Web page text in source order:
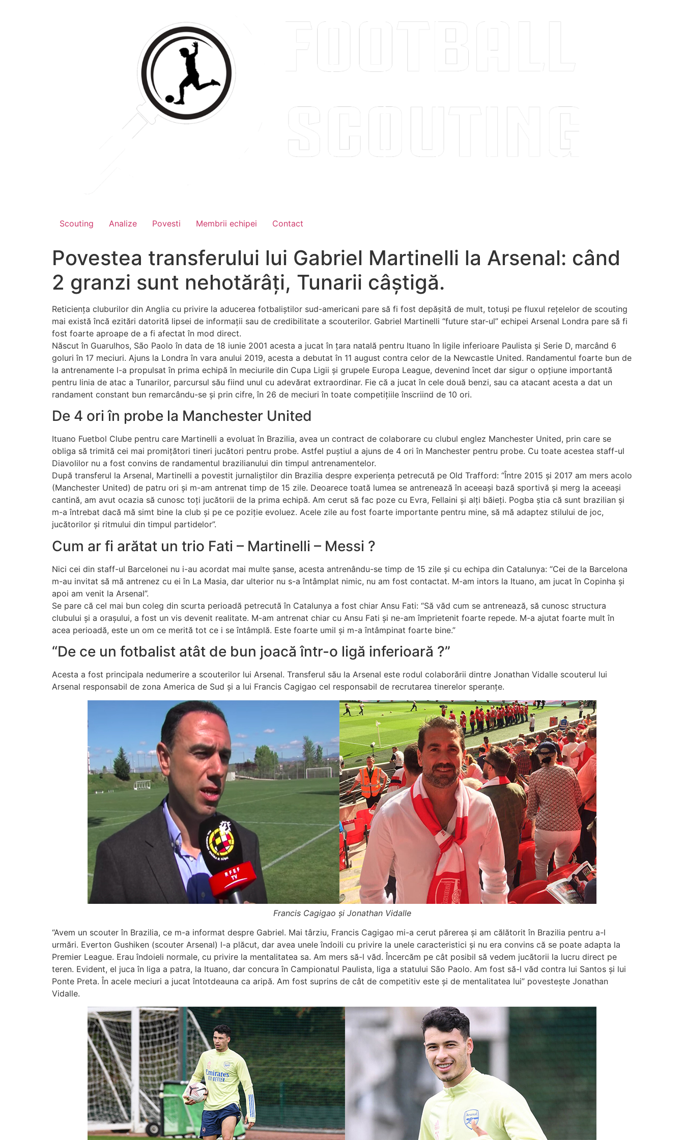
Scouting Analize Povesti Membrii echipei Contact
Povestea transferului lui Gabriel Martinelli la Arsenal: când
2 granzi sunt nehotărâți, Tunarii câștigă.
Reticiența cluburilor din Anglia cu privire la aducerea fotbaliștilor sud-americani pare să fi fost depășită de mult, totuși pe fluxul rețelelor de scouting
mai există încă ezitări datorită lipsei de informații sau de credibilitate a scouterilor. Gabriel Martinelli “future star-ul” echipei Arsenal Londra pare să fi
fost foarte aproape de a fi afectat în mod direct.
Născut în Guarulhos, São Paolo în data de 18 iunie 2001 acesta a jucat în țara natală pentru Ituano în ligile inferioare Paulista și Serie D, marcând 6
goluri în 17 meciuri. Ajuns la Londra în vara anului 2019, acesta a debutat în 11 august contra celor de la Newcastle United. Randamentul foarte bun de
la antrenamente l-a propulsat în prima echipă în meciurile din Cupa Ligii și grupele Europa League, devenind încet dar sigur o opțiune importantă
pentru linia de atac a Tunarilor, parcursul său fiind unul cu adevărat extraordinar. Fie că a jucat în cele două benzi, sau ca atacant acesta a dat un
randament constant bun remarcându-se și prin cifre, în 26 de meciuri în toate competițiile înscriind de 10 ori.
De 4 ori în probe la Manchester United
Ituano Fuetbol Clube pentru care Martinelli a evoluat în Brazilia, avea un contract de colaborare cu clubul englez Manchester United, prin care se
obliga să trimită cei mai promițători tineri jucători pentru probe. Astfel puștiul a ajuns de 4 ori în Manchester pentru probe. Cu toate acestea staff-ul
Diavolilor nu a fost convins de randamentul brazilianului din timpul antrenamentelor.
După transferul la Arsenal, Martinelli a povestit jurnaliștilor din Brazilia despre experiența petrecută pe Old Trafford: “Între 2015 și 2017 am mers acolo
(Manchester United) de patru ori și m-am antrenat timp de 15 zile. Deoarece toată lumea se antrenează în aceeași bază sportivă și merg la aceeași
cantină, am avut ocazia să cunosc toți jucătorii de la prima echipă. Am cerut să fac poze cu Evra, Fellaini și alți băieți. Pogba știa că sunt brazilian și
m-a întrebat dacă mă simt bine la club și pe ce poziție evoluez. Acele zile au fost foarte importante pentru mine, să mă adaptez stilului de joc,
jucătorilor și ritmului din timpul partidelor”.
Cum ar fi arătat un trio Fati – Martinelli – Messi ?
Nici cei din staff-ul Barcelonei nu i-au acordat mai multe șanse, acesta antrenându-se timp de 15 zile și cu echipa din Catalunya: “Cei de la Barcelona
m-au invitat să mă antrenez cu ei în La Masia, dar ulterior nu s-a întâmplat nimic, nu am fost contactat. M-am intors la Ituano, am jucat în Copinha și
apoi am venit la Arsenal”.
Se pare că cel mai bun coleg din scurta perioadă petrecută în Catalunya a fost chiar Ansu Fati: “Să văd cum se antrenează, să cunosc structura
clubului și a orașului, a fost un vis devenit realitate. M-am antrenat chiar cu Ansu Fati și ne-am împrietenit foarte repede. M-a ajutat foarte mult în
acea perioadă, este un om ce merită tot ce i se întâmplă. Este foarte umil și m-a întâmpinat foarte bine.”
“De ce un fotbalist atât de bun joacă într-o ligă inferioară ?”
Acesta a fost principala nedumerire a scouterilor lui Arsenal. Transferul său la Arsenal este rodul colaborării dintre Jonathan Vidalle scouterul lui
Arsenal responsabil de zona America de Sud și a lui Francis Cagigao cel responsabil de recrutarea tinerelor speranțe.
Francis Cagigao și Jonathan Vidalle
“Avem un scouter în Brazilia, ce m-a informat despre Gabriel. Mai târziu, Francis Cagigao mi-a cerut părerea și am călătorit în Brazilia pentru a-l
urmări. Everton Gushiken (scouter Arsenal) l-a plăcut, dar avea unele îndoili cu privire la unele caracteristici și nu era convins că se poate adapta la
Premier League. Erau îndoieli normale, cu privire la mentalitatea sa. Am mers să-l văd. Încercăm pe cât posibil să vedem jucătorii la lucru direct pe
teren. Evident, el juca în liga a patra, la Ituano, dar concura în Campionatul Paulista, liga a statului São Paolo. Am fost să-l văd contra lui Santos și lui
Ponte Preta. În acele meciuri a jucat întotdeauna ca aripă. Am fost suprins de cât de competitiv este și de mentalitatea lui” povestește Jonathan
Vidalle.